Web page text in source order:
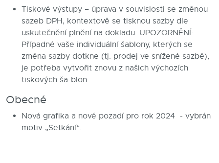
Tiskové výstupy – úprava v souvislosti se změnou
sazeb DPH, kontextově se tisknou sazby dle
uskutečnění plnění na dokladu. UPOZORNĚNÍ:
Případné vaše individuální šablony, kterých se
změna sazby dotkne (tj. prodej ve snížené sazbě),
je potřeba vytvořit znovu z našich výchozích
tiskových ša-blon.
Obecné
Nová grafika a nové pozadí pro rok 2024 - vybrán
motiv „Setkání“.